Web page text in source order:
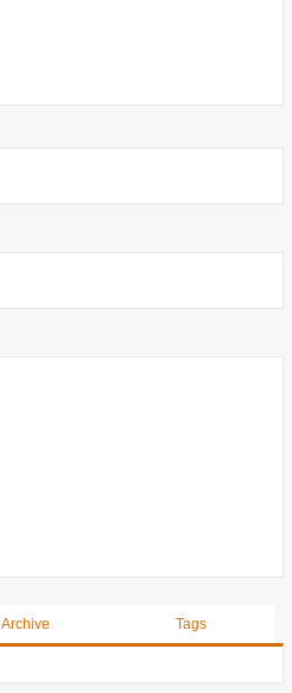
Archive Tags